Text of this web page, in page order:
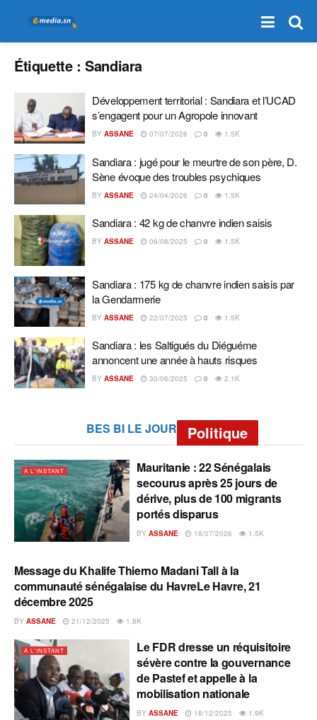
Étiquette :Sandiara
Développement territorial : Sandiara et l’UCAD
s’engagent pour un Agropole innovant
BY ASSANE 07/07/2026 0 1.5K
Sandiara : jugé pour le meurtre de son père, D.
Sène évoque des troubles psychiques
BY ASSANE 24/04/2026 0 1.5K
Sandiara : 42 kg de chanvre indien saisis
BY ASSANE 06/08/2025 0 1.5K
Sandiara : 175 kg de chanvre indien saisis par
la Gendarmerie‎
BY ASSANE 22/07/2025 0 1.5K
Sandiara : les Saltigués du Diéguéme
annoncent une année à hauts risques
BY ASSANE 30/06/2025 0 2.1K
BES BI LE JOUR Politique
A L'INSTANT
Mauritanie : 22 Sénégalais
secourus après 25 jours de
dérive, plus de 100 migrants
portés disparus
BY ASSANE 18/07/2026 1.5K
A L'INSTANT
Message du Khalife Thierno Madani Tall à la
communauté sénégalaise du HavreLe Havre, 21
décembre 2025
BY ASSANE 21/12/2025 1.8K
A L'INSTANT
Le FDR dresse un réquisitoire
sévère contre la gouvernance
de Pastef et appelle à la
mobilisation nationale
BY ASSANE 18/12/2025 1.9K